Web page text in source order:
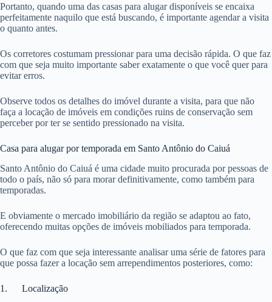
Portanto, quando uma das casas para alugar disponíveis se encaixa
perfeitamente naquilo que está buscando, é importante agendar a visita
o quanto antes.
Os corretores costumam pressionar para uma decisão rápida. O que faz
com que seja muito importante saber exatamente o que você quer para
evitar erros.
Observe todos os detalhes do imóvel durante a visita, para que não
faça a locação de imóveis em condições ruins de conservação sem
perceber por ter se sentido pressionado na visita.
Casa para alugar por temporada em Santo Antônio do Caiuá
Santo Antônio do Caiuá é uma cidade muito procurada por pessoas de
todo o país, não só para morar definitivamente, como também para
temporadas.
E obviamente o mercado imobiliário da região se adaptou ao fato,
oferecendo muitas opções de imóveis mobiliados para temporada.
O que faz com que seja interessante analisar uma série de fatores para
que possa fazer a locação sem arrependimentos posteriores, como:
1. Localização